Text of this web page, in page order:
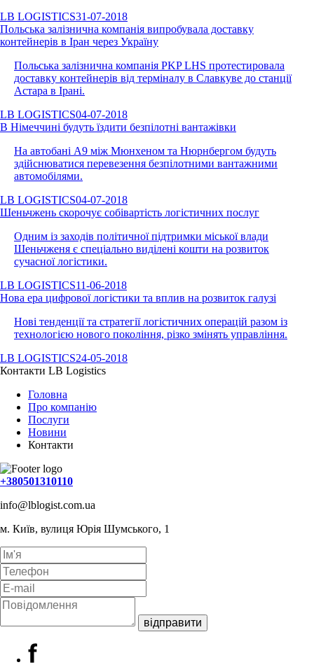
LB LOGISTICS31-07-2018
Польська залізнична компанія випробувала доставку
контейнерів в Іран через Україну
Польська залізнична компанія PKP LHS протестировала
доставку контейнерів від терміналу в Славкуве до станції
Астара в Ірані.
LB LOGISTICS04-07-2018
В Німеччині будуть їздити безпілотні вантажівки
На автобані A9 між Мюнхеном та Нюрнбергом будуть
здійснюватися перевезення безпілотними вантажними
автомобілями.
LB LOGISTICS04-07-2018
Шеньчжень скорочує собівартість логістичних послуг
Одним із заходів політичної підтримки міської влади
Шеньчженя є спеціально виділені кошти на розвиток
сучасної логістики.
LB LOGISTICS11-06-2018
Нова ера цифрової логістики та вплив на розвиток галузі
Нові тенденції та стратегії логістичних операцій разом із
технологією нового покоління, різко змінять управління.
LB LOGISTICS24-05-2018
Контакти LB Logistics
Головна
Про компанію
Послуги
Новини
Контакти
+380501310110
info@lblogist.com.ua
м. Київ, вулиця Юрія Шумського, 1
відправити